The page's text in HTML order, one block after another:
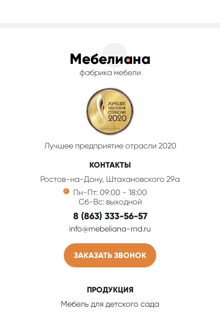
фабрика мебели
Лучшее предприятие отрасли 2020
КОНТАКТЫ
Ростов-на-Дону, Штахановского 29а
Пн-Пт: 09:00 - 18:00
Сб-Вс: выходной
8 (863) 333-56-57
info@mebeliana-rnd.ru
ЗАКАЗАТЬ ЗВОНОК
ПРОДУКЦИЯ
Мебель для детского сада